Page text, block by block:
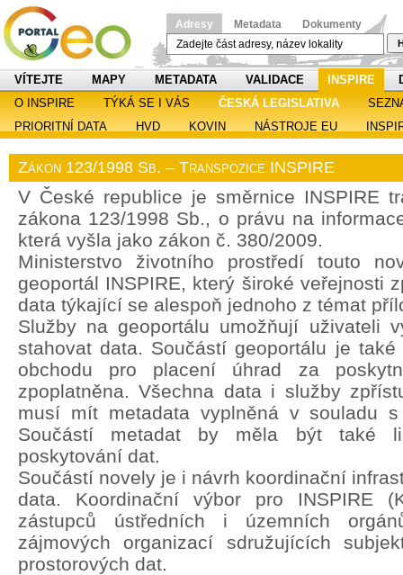
Adresy Metadata Dokumenty
VÍTEJTE MAPY METADATA VALIDACE INSPIRE
O INSPIRE
TÝKÁ SE I VÁS ČESKÁ LEGISLATIVA
PRIORITNÍ DATA
HVD KOVIN NÁSTROJE EU
Zákon 123/1998 Sb. – Transpozice INSPIRE
V České republice je směrnice INSPIRE
zákona 123/1998 Sb., o právu na
která vyšla jako zákon č. 380/2009.
Ministerstvo životního prostředí touto
geoportál INSPIRE, který široké veřejnosti
data týkající se alespoň jednoho z témat
Služby na geoportálu umožňují uživateli
stahovat data. Součástí geoportálu je také
obchodu pro placení úhrad za
zpoplatněna. Všechna data i služby
musí mít metadata vyplněná v souladu s
Součástí metadat by měla být také
poskytování dat.
Součástí novely je i návrh koordinační
data. Koordinační výbor pro INSPIRE
zástupců ústředních i územních
zájmových organizací sdružujících
prostorových dat.